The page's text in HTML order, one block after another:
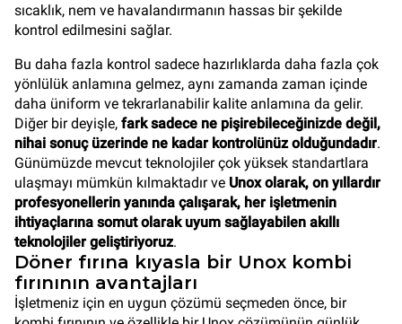
sıcaklık, nem ve havalandırmanın hassas bir şekilde
kontrol edilmesini sağlar.
Bu daha fazla kontrol sadece hazırlıklarda daha fazla çok
yönlülük anlamına gelmez, aynı zamanda zaman içinde
daha üniform ve tekrarlanabilir kalite anlamına da gelir.
Diğer bir deyişle, fark sadece ne pişirebileceğinizde değil,
nihai sonuç üzerinde ne kadar kontrolünüz olduğundadır.
Günümüzde mevcut teknolojiler çok yüksek standartlara
ulaşmayı mümkün kılmaktadır ve Unox olarak, on yıllardır
profesyonellerin yanında çalışarak, her işletmenin
ihtiyaçlarına somut olarak uyum sağlayabilen akıllı
teknolojiler geliştiriyoruz.
Döner fırına kıyasla bir Unox kombi
fırınının avantajları
İşletmeniz için en uygun çözümü seçmeden önce, bir